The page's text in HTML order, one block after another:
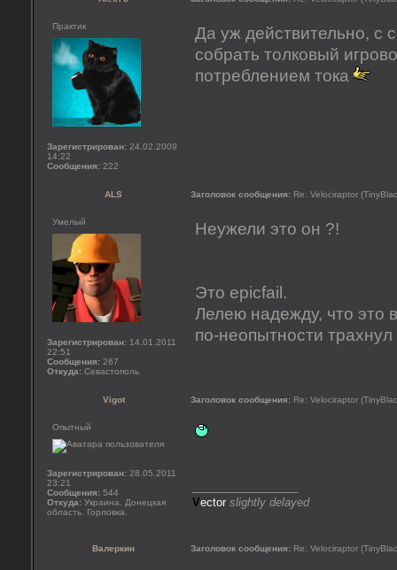
Практик
Зарегистрирован: 24.02.2009
14:22
Сообщения: 222
Да уж действительно,
собрать толковый
потреблением тока
ALS Заголовок сообщения: Re: Velociraptor
Умелый
Зарегистрирован: 14.01.2011
22:51
Сообщения: 267
Откуда: Севастополь
Неужели это он ?!
Это epicfail.
Лелею надежду, что это
по-неопытности трахнул
Vigot Заголовок сообщения: Re: Velociraptor
Опытный
Зарегистрирован: 28.05.2011
23:21
Сообщения: 544
Откуда: Украина. Донецкая
область. Горловка.
Vector slightly delayed
Валеркин Заголовок сообщения: Re: Velociraptor